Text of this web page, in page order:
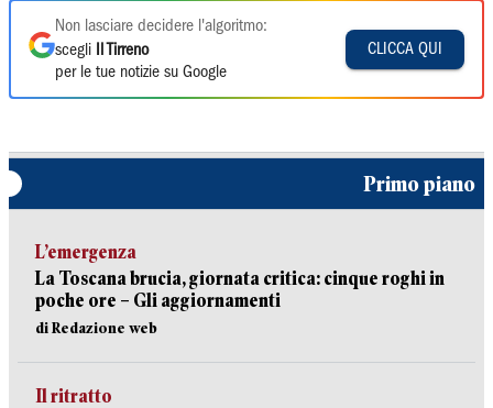
Non lasciare decidere l'algoritmo:
scegli
Il Tirreno
per le tue notizie su Google
CLICCA QUI
Primo piano
L’emergenza
La Toscana brucia, giornata critica: cinque roghi in
poche ore – Gli aggiornamenti
di Redazione web
Il ritratto